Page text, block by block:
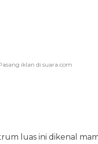
luas ini dikenal